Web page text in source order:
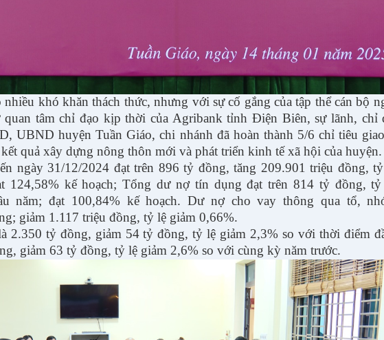
khó khăn thách thức, nhưng với sự cố gắng của tập thể cán bộ
tâm chỉ đạo kịp thời của Agribank tỉnh Điện Biên, sự lãnh, chỉ
UBND huyện Tuần Giáo, chi nhánh đã hoàn thành 5/6 chỉ tiêu
quả xây dựng nông thôn mới và phát triển kinh tế xã hội của huyện.
ngày 31/12/2024 đạt trên 896 tỷ đồng, tăng 209.901 triệu đồng,
124,58% kế hoạch; Tổng dư nợ tín dụng đạt trên 814 tỷ đồng, tỷ
năm; đạt 100,84% kế hoạch. Dư nợ cho vay thông qua tổ,
giảm 1.117 triệu đồng, tỷ lệ giảm 0,66%.
2.350 tỷ đồng, giảm 54 tỷ đồng, tỷ lệ giảm 2,3% so với thời điểm
giảm 63 tỷ đồng, tỷ lệ giảm 2,6% so với cùng kỳ năm trước.